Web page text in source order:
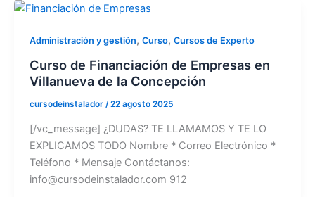
Administración y gestión, Curso, Cursos de Experto
Curso de Financiación de Empresas en
Villanueva de la Concepción
cursodeinstalador /22 agosto 2025
[/vc_message] ¿DUDAS? TE LLAMAMOS Y TE LO
EXPLICAMOS TODO Nombre * Correo Electrónico *
Teléfono * Mensaje Contáctanos:
info@cursodeinstalador.com 912